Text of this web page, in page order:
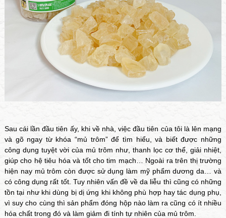
Sau cái lần đầu tiên ấy, khi về nhà, việc đầu tiên của tôi là lên mạng
và gõ ngay từ khóa “mủ trôm” để tìm hiểu, và biết được những
công dụng tuyệt vời của mủ trôm như, thanh lọc cơ thể, giải nhiệt,
giúp cho hệ tiêu hóa và tốt cho tim mạch… Ngoài ra trên thị trường
hiện nay mủ trôm còn được sử dụng làm mỹ phẩm dương da… và
có công dụng rất tốt. Tuy nhiên vấn đề về da liễu thì cũng có những
tồn tại như khi dùng bị dị ứng khi không phù hợp hay tác dụng phụ,
vì suy cho cùng thì sản phẩm đóng hộp nào làm ra cũng có ít nhiều
hóa chất trong đó và làm giảm đi tính tự nhiên của mủ trôm.